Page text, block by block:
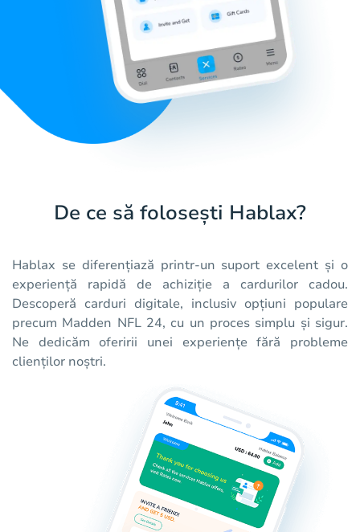
De ce să folosești Hablax?
Hablax se diferențiază printr-un suport excelent și o
experiență rapidă de achiziție a cardurilor cadou.
Descoperă carduri digitale, inclusiv opțiuni populare
precum Madden NFL 24, cu un proces simplu și sigur.
Ne dedicăm oferirii unei experiențe fără probleme
clienților noștri.